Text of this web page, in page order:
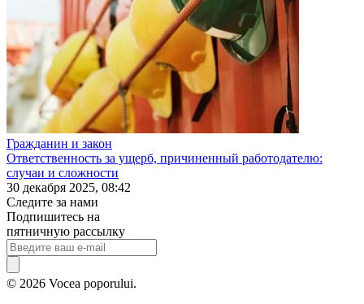
Гражданин и закон
Ответственность за ущерб, причиненный работодателю:
случаи и сложности
30 декабря 2025, 08:42
Следите за нами
Подпишитесь на
пятничную рассылку
© 2026 Vocea poporului.